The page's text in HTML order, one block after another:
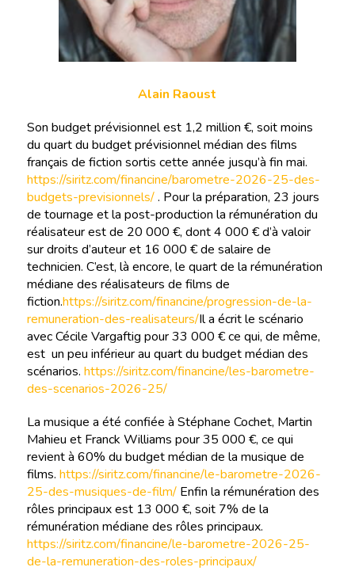
Alain Raoust
Son budget prévisionnel est 1,2 million €, soit moins
du quart du budget prévisionnel médian des films
français de fiction sortis cette année jusqu’à fin mai.
https://siritz.com/financine/barometre-2026-25-des-
budgets-previsionnels/. Pour la préparation, 23 jours
de tournage et la post-production la rémunération du
réalisateur est de 20 000 €, dont 4 000 € d’à valoir
sur droits d’auteur et 16 000 € de salaire de
technicien. C’est, là encore, le quart de la rémunération
médiane des réalisateurs de films de
fiction.https://siritz.com/financine/progression-de-la-
remuneration-des-realisateurs/Il a écrit le scénario
avec Cécile Vargaftig pour 33 000 € ce qui, de même,
est un peu inférieur au quart du budget médian des
scénarios. https://siritz.com/financine/les-barometre-
des-scenarios-2026-25/
La musique a été confiée à Stéphane Cochet, Martin
Mahieu et Franck Williams pour 35 000 €, ce qui
revient à 60% du budget médian de la musique de
films. https://siritz.com/financine/le-barometre-2026-
25-des-musiques-de-film/Enfin la rémunération des
rôles principaux est 13 000 €, soit 7% de la
rémunération médiane des rôles principaux.
https://siritz.com/financine/le-barometre-2026-25-
de-la-remuneration-des-roles-principaux/